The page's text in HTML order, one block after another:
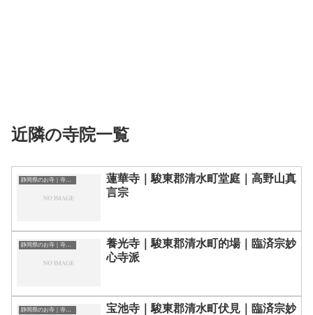
近隣の寺院一覧
静岡県のお寺｜寺院一覧
蓮華寺｜駿東郡清水町堂庭｜高野山真
言宗
静岡県のお寺｜寺院一覧
養光寺｜駿東郡清水町的場｜臨済宗妙
心寺派
静岡県のお寺｜寺院一覧
宝池寺｜駿東郡清水町伏見｜臨済宗妙